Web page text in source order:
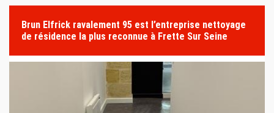
Brun Elfrick ravalement 95 est l’entreprise nettoyage
de résidence la plus reconnue à Frette Sur Seine